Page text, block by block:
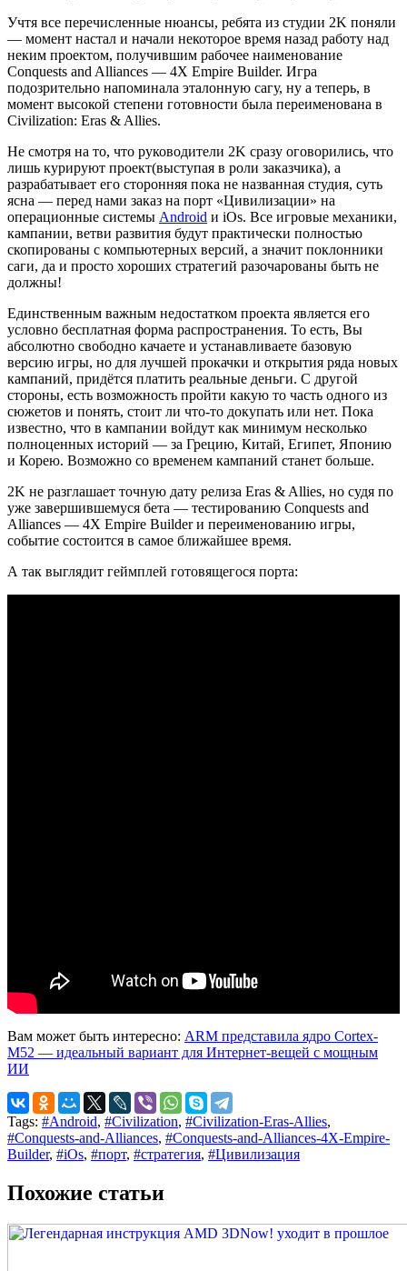
Учтя все перечисленные нюансы, ребята из студии 2K поняли
— момент настал и начали некоторое время назад работу над
неким проектом, получившим рабочее наименование
Conquests and Alliances — 4X Empire Builder. Игра
подозрительно напоминала эталонную сагу, ну а теперь, в
момент высокой степени готовности была переименована в
Civilization: Eras & Allies.
Не смотря на то, что руководители 2K сразу оговорились, что
лишь курируют проект(выступая в роли заказчика), а
разрабатывает его сторонняя пока не названная студия, суть
ясна — перед нами заказ на порт «Цивилизации» на
операционные системы Android и iOs. Все игровые механики,
кампании, ветви развития будут практически полностью
скопированы с компьютерных версий, а значит поклонники
саги, да и просто хороших стратегий разочарованы быть не
должны!
Единственным важным недостатком проекта является его
условно бесплатная форма распространения. То есть, Вы
абсолютно свободно качаете и устанавливаете базовую
версию игры, но для лучшей прокачки и открытия ряда новых
кампаний, придётся платить реальные деньги. С другой
стороны, есть возможность пройти какую то часть одного из
сюжетов и понять, стоит ли что-то докупать или нет. Пока
известно, что в кампании войдут как минимум несколько
полноценных историй — за Грецию, Китай, Египет, Японию
и Корею. Возможно со временем кампаний станет больше.
2K не разглашает точную дату релиза Eras & Allies, но судя по
уже завершившемуся бета — тестированию Conquests and
Alliances — 4X Empire Builder и переименованию игры,
событие состоится в самое ближайшее время.
А так выглядит геймплей готовящегося порта:
Вам может быть интересно: ARM представила ядро Cortex-
M52 — идеальный вариант для Интернет-вещей с мощным
ИИ
Tags: #Android, #Civilization, #Civilization-Eras-Allies,
#Conquests-and-Alliances, #Conquests-and-Alliances-4X-Empire-
Builder, #iOs, #порт, #стратегия, #Цивилизация
Похожие статьи